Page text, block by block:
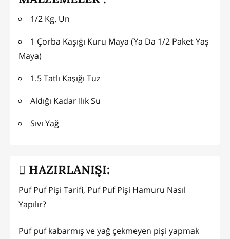
1/2 Kg. Un
1 Çorba Kaşığı Kuru Maya (Ya Da 1/2 Paket Yaş
Maya)
1.5 Tatlı Kaşığı Tuz
Aldığı Kadar Ilık Su
Sıvı Yağ
HAZIRLANIŞI:
Puf Puf Pişi Tarifi, Puf Puf Pişi Hamuru Nasıl
Yapılır?
Puf puf kabarmış ve yağ çekmeyen pişi yapmak